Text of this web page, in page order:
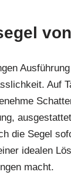
Auf
die Segel
idealen
macht.